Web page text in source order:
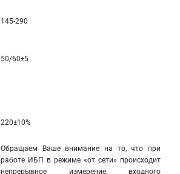
145-290
50/60±5
220±10%
Обращаем Ваше внимание на то, что при
работе ИБП в режиме «от сети» происходит
непрерывное измерение входного